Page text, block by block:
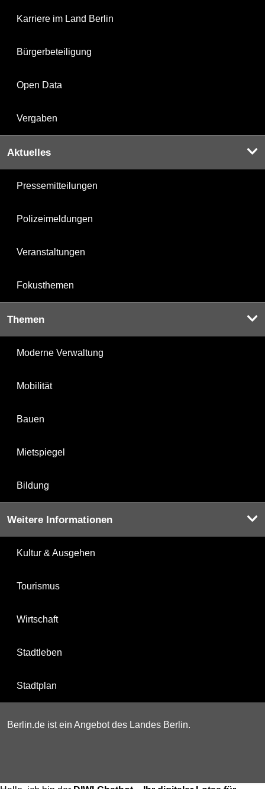
Karriere im Land Berlin
Bürgerbeteiligung
Open Data
Vergaben
Aktuelles
Pressemitteilungen
Polizeimeldungen
Veranstaltungen
Fokusthemen
Themen
Moderne Verwaltung
Mobilität
Bauen
Mietspiegel
Bildung
Weitere Informationen
Kultur & Ausgehen
Tourismus
Wirtschaft
Stadtleben
Stadtplan
Berlin.de ist ein Angebot des Landes Berlin.